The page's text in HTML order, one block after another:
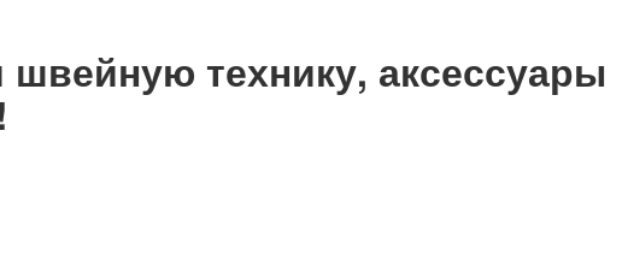
технику, аксессуары